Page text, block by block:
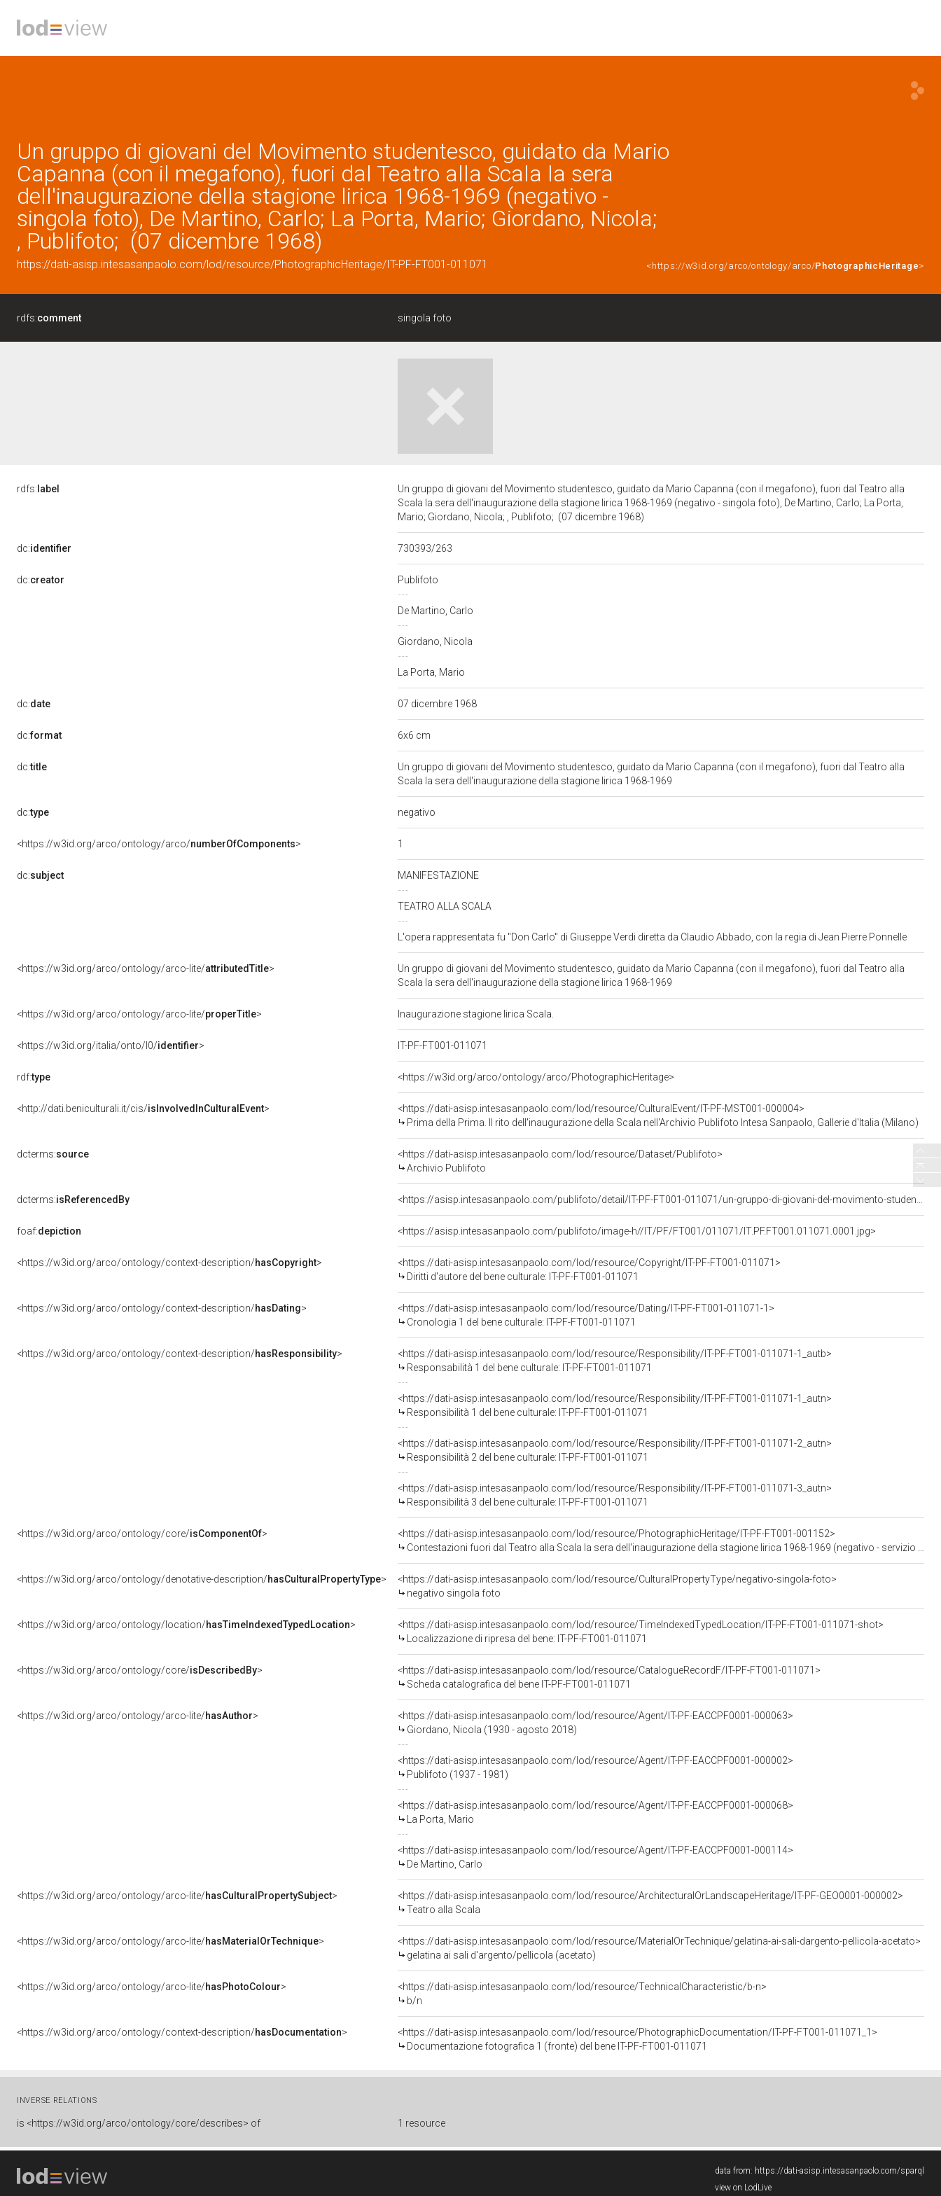
Un gruppo di giovani del Movimento studentesco, guidato da Mario
Capanna (con il megafono), fuori dal Teatro alla Scala la sera
dell'inaugurazione della stagione lirica 1968-1969 (negativo -
singola foto), De Martino, Carlo; La Porta, Mario; Giordano, Nicola;
, Publifoto; (07 dicembre 1968)
https://dati-asisp.intesasanpaolo.com/lod/resource/PhotographicHeritage/IT-PF-FT001-011071 <https://w3id.org/arco/ontology/arco/PhotographicHeritage>
rdfs:comment singola foto
rdfs: label
Un gruppo di giovani del Movimento studentesco, guidato da Mario Capanna (con il megafono), fuori dal Teatro alla
Scala la sera dell'inaugurazione della stagione lirica 1968-1969 (negativo - singola foto), De Martino, Carlo; La Porta,
Mario; Giordano, Nicola; , Publifoto; (07 dicembre 1968)
dc:identifier 730393/263
dc:creator Publifoto
De Martino, Carlo
Giordano, Nicola
La Porta, Mario
dc:date 07 dicembre 1968
dc:format 6x6 cm
dc:title
Un gruppo di giovani del Movimento studentesco, guidato da Mario Capanna (con il megafono), fuori dal Teatro alla
Scala la sera dell'inaugurazione della stagione lirica 1968-1969
dc:type negativo
<https://w3id.org/arco/ontology/arco/numberOfComponents> 1
dc:subject MANIFESTAZIONE
TEATRO ALLA SCALA
L'opera rappresentata fu "Don Carlo" di Giuseppe Verdi diretta da Claudio Abbado, con la regia di Jean Pierre Ponnelle
<https://w3id.org/arco/ontology/arco-lite/attributedTitle>
Un gruppo di giovani del Movimento studentesco, guidato da Mario Capanna (con il megafono), fuori dal Teatro alla
Scala la sera dell'inaugurazione della stagione lirica 1968-1969
<https://w3id.org/arco/ontology/arco-lite/properTitle> Inaugurazione stagione lirica Scala.
<https://w3id.org/italia/onto/l0/identifier> IT-PF-FT001-011071
rdf:type <https://w3id.org/arco/ontology/arco/PhotographicHeritage>
<http://dati.beniculturali.it/cis/isInvolvedInCulturalEvent>
<https://dati-asisp.intesasanpaolo.com/lod/resource/CulturalEvent/IT-PF-MST001-000004>
Prima della Prima. Il rito dell'inaugurazione della Scala nell'Archivio Publifoto Intesa Sanpaolo, Gallerie d'Italia (Milano)
dcterms:source
<https://dati-asisp.intesasanpaolo.com/lod/resource/Dataset/Publifoto>
Archivio Publifoto
dcterms:isReferencedBy
foaf:depiction <https://asisp.intesasanpaolo.com/publifoto/image-h//IT/PF/FT001/011071/IT.PF.FT001.011071.0001.jpg>
<https://w3id.org/arco/ontology/context-description/hasCopyright>
<https://dati-asisp.intesasanpaolo.com/lod/resource/Copyright/IT-PF-FT001-011071>
Diritti d'autore del bene culturale: IT-PF-FT001-011071
<https://w3id.org/arco/ontology/context-description/hasDating>
<https://dati-asisp.intesasanpaolo.com/lod/resource/Dating/IT-PF-FT001-011071-1>
Cronologia 1 del bene culturale: IT-PF-FT001-011071
<https://w3id.org/arco/ontology/context-description/hasResponsibility>
<https://dati-asisp.intesasanpaolo.com/lod/resource/Responsibility/IT-PF-FT001-011071-1_autb>
Responsabilità 1 del bene culturale: IT-PF-FT001-011071
<https://dati-asisp.intesasanpaolo.com/lod/resource/Responsibility/IT-PF-FT001-011071-1_autn>
Responsibilità 1 del bene culturale: IT-PF-FT001-011071
<https://dati-asisp.intesasanpaolo.com/lod/resource/Responsibility/IT-PF-FT001-011071-2_autn>
Responsibilità 2 del bene culturale: IT-PF-FT001-011071
<https://dati-asisp.intesasanpaolo.com/lod/resource/Responsibility/IT-PF-FT001-011071-3_autn>
Responsibilità 3 del bene culturale: IT-PF-FT001-011071
<https://w3id.org/arco/ontology/core/isComponentOf>
<https://dati-asisp.intesasanpaolo.com/lod/resource/PhotographicHeritage/IT-PF-FT001-001152>
Contestazioni fuori dal Teatro alla Scala la sera dell'inaugurazione della stagione lirica 1968-1969 (negativo - servizio fotografico), Petrelli, Tino; La Porta, Mario; De Martino, Carlo; Giordano, Nicola; , Publifoto; (07 dicembre 1968)
<https://w3id.org/arco/ontology/denotative-description/hasCulturalPropertyType>
<https://dati-asisp.intesasanpaolo.com/lod/resource/CulturalPropertyType/negativo-singola-foto>
negativo singola foto
<https://w3id.org/arco/ontology/location/hasTimeIndexedTypedLocation>
<https://dati-asisp.intesasanpaolo.com/lod/resource/TimeIndexedTypedLocation/IT-PF-FT001-011071-shot>
Localizzazione di ripresa del bene: IT-PF-FT001-011071
<https://w3id.org/arco/ontology/core/isDescribedBy>
<https://dati-asisp.intesasanpaolo.com/lod/resource/CatalogueRecordF/IT-PF-FT001-011071>
Scheda catalografica del bene IT-PF-FT001-011071
<https://w3id.org/arco/ontology/arco-lite/hasAuthor>
<https://dati-asisp.intesasanpaolo.com/lod/resource/Agent/IT-PF-EACCPF0001-000063>
Giordano, Nicola (1930 - agosto 2018)
<https://dati-asisp.intesasanpaolo.com/lod/resource/Agent/IT-PF-EACCPF0001-000002>
Publifoto (1937 - 1981)
<https://dati-asisp.intesasanpaolo.com/lod/resource/Agent/IT-PF-EACCPF0001-000068>
La Porta, Mario
<https://dati-asisp.intesasanpaolo.com/lod/resource/Agent/IT-PF-EACCPF0001-000114>
De Martino, Carlo
<https://w3id.org/arco/ontology/arco-lite/hasCulturalPropertySubject>
<https://dati-asisp.intesasanpaolo.com/lod/resource/ArchitecturalOrLandscapeHeritage/IT-PF-GEO0001-000002>
Teatro alla Scala
<https://w3id.org/arco/ontology/arco-lite/hasMaterialOrTechnique>
<https://dati-asisp.intesasanpaolo.com/lod/resource/MaterialOrTechnique/gelatina-ai-sali-dargento-pellicola-acetato>
gelatina ai sali d'argento/pellicola (acetato)
<https://w3id.org/arco/ontology/arco-lite/hasPhotoColour>
<https://dati-asisp.intesasanpaolo.com/lod/resource/TechnicalCharacteristic/b-n>
b/n
<https://w3id.org/arco/ontology/context-description/hasDocumentation>
<https://dati-asisp.intesasanpaolo.com/lod/resource/PhotographicDocumentation/IT-PF-FT001-011071_1>
Documentazione fotografica 1 (fronte) del bene IT-PF-FT001-011071
INVERSE RELATIONS
is <https://w3id.org/arco/ontology/core/describes> of 1 resource
data from: https://dati-asisp.intesasanpaolo.com/sparql
view on LodLive